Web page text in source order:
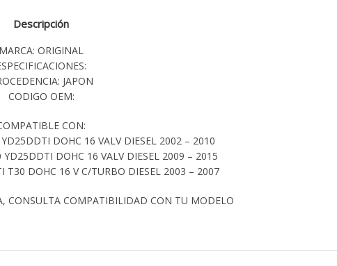
Descripción
ORIGINAL
JAPON
CODIGO OEM:
CON:
DOHC 16 VALV DIESEL 2002 – 2010
DOHC 16 VALV DIESEL 2009 – 2015
T30 DOHC 16 V C/TURBO DIESEL 2003 – 2007
CONSULTA COMPATIBILIDAD CON TU MODELO